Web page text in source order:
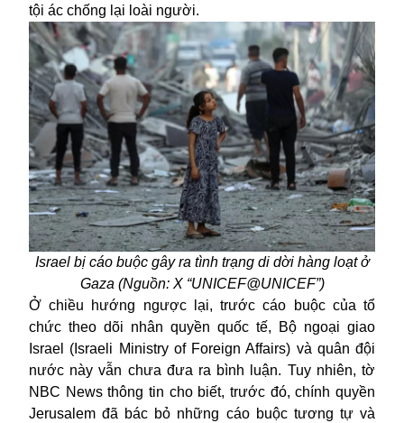
tội ác chống lại loài người.
Israelbị cáo buộc gây ra tình trạng di dời hàng loạt ở
Gaza (Nguồn: X “UNICEF@UNICEF”)
Ở chiều hướng ngược lại, trước cáo buộc của tổ
chức theo dõi nhân quyền quốc tế, Bộ ngoại giao
Israel (Israeli Ministry of Foreign Affairs) và quân đội
nước này vẫn chưa đưa ra bình luận. Tuy nhiên, tờ
NBC News thông tin cho biết, trước đó, chính quyền
Jerusalem đã bác bỏ những cáo buộc tương tự và